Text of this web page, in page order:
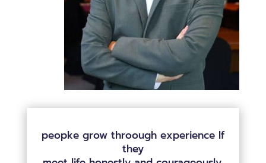
peopke grow throough experience If
they